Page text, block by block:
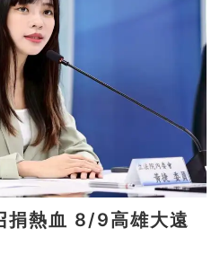
9高雄大遠